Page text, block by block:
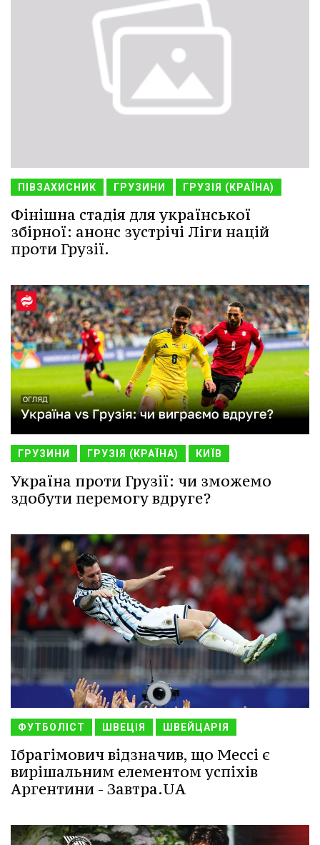
ПІВЗАХИСНИК ГРУЗИНИ ГРУЗІЯ (КРАЇНА)
Фінішна стадія для української
збірної: анонс зустрічі Ліги націй
проти Грузії.
ГРУЗИНИ ГРУЗІЯ (КРАЇНА) КИЇВ
Україна проти Грузії: чи зможемо
здобути перемогу вдруге?
ФУТБОЛІСТ ШВЕЦІЯ ШВЕЙЦАРІЯ
Ібрагімович відзначив, що Мессі є
вирішальним елементом успіхів
Аргентини - Завтра.UA